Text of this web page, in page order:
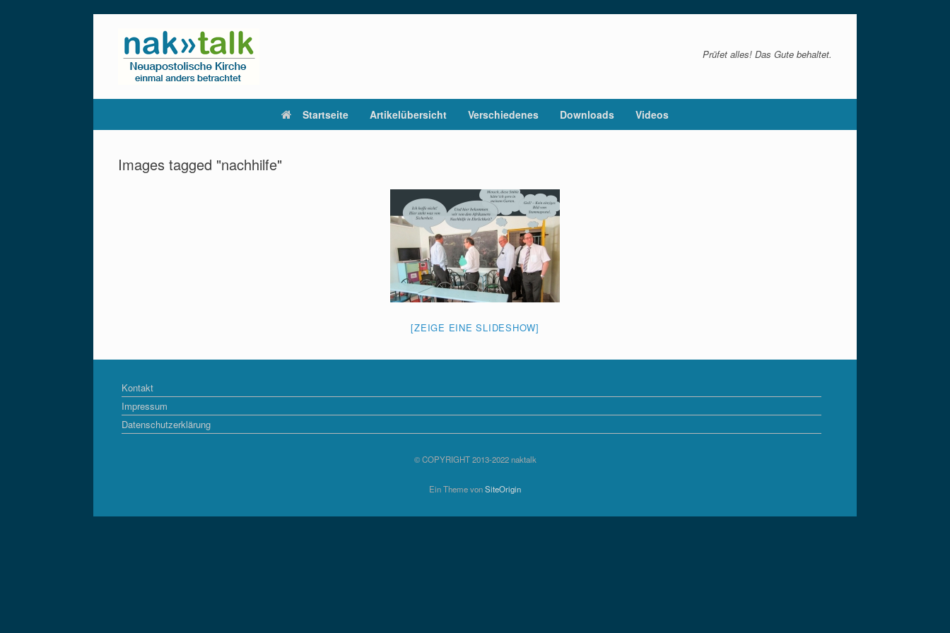
Prüfet alles! Das Gute behaltet.
Startseite Artikelübersicht Verschiedenes Downloads Videos
Images tagged "nachhilfe"
[ZEIGE EINE SLIDESHOW]
Kontakt
Impressum
Datenschutzerklärung
© COPYRIGHT 2013-2022 naktalk
Ein Theme vonSiteOrigin